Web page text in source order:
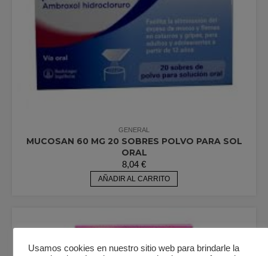
GENERAL
MUCOSAN 60 MG 20 SOBRES POLVO PARA SOL
ORAL
8,04 €
AÑADIR AL CARRITO
Usamos cookies en nuestro sitio web para brindarle la